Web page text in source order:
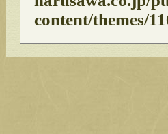
content/themes/